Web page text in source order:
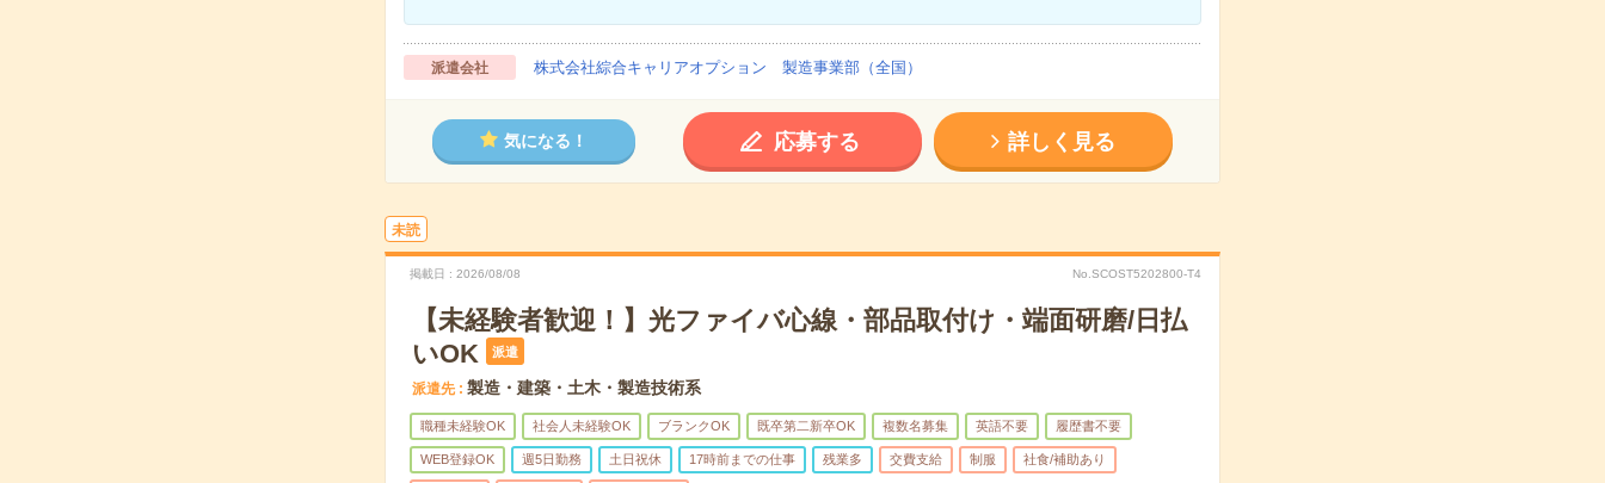
派遣会社 株式会社綜合キャリアオプション 製造事業部（全国）
気になる！ 応募する 詳しく見る
未読
掲載日 2026/08/08 No.SCOST5202800-T4
【未経験者歓迎！】光ファイバ心線・部品取付け・端面研磨/日払
いOK
派遣
派遣先 製造・建築・土木・製造技術系
職種未経験OK 社会人未経験OK ブランクOK 既卒第二新卒OK 複数名募集 英語不要 履歴書不要
WEB登録OK 週5日勤務 土日祝休 17時前までの仕事 残業多 交費支給 制服 社食/補助あり